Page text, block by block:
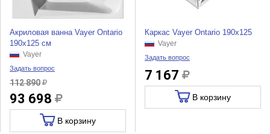
Акриловая ванна Vayer Ontario
190x125 см
Vayer
Задать вопрос
112 890
93 698
В корзину
Каркас Vayer Ontario 190x125
Vayer
Задать вопрос
7 167
В корзину